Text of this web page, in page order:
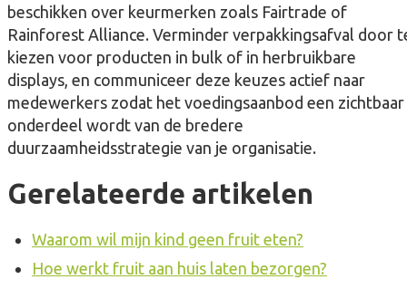
beschikken over keurmerken zoals Fairtrade of
Rainforest Alliance. Verminder verpakkingsafval door
kiezen voor producten in bulk of in herbruikbare
displays, en communiceer deze keuzes actief naar
medewerkers zodat het voedingsaanbod een zichtbaar
onderdeel wordt van de bredere
duurzaamheidsstrategie van je organisatie.
Gerelateerde artikelen
Waarom wil mijn kind geen fruit eten?
Hoe werkt fruit aan huis laten bezorgen?